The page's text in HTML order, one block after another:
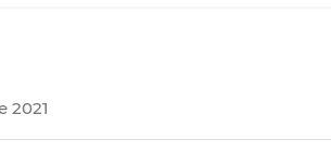
2021